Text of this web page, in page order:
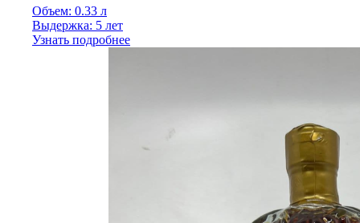
Объем: 0.33 л
Выдержка: 5 лет
Узнать подробнее